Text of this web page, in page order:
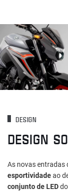
DESIGN
DESIGN
As novas entradas
esportividadeao
conjunto de LED